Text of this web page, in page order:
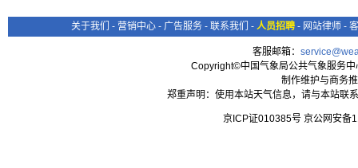
关于我们 - 营销中心 - 广告服务 - 联系我们 - 人员招聘 - 网站律师 -
客服邮箱：
Copyright©中国气象局公共气象服务
制作维护与商务
郑重声明：使用本站天气信息，请与本站联
京ICP证010385号 京公网安备